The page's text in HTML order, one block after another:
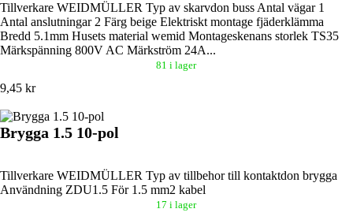
Tillverkare WEIDMÜLLER Typ av skarvdon buss Antal vägar 1
Antal anslutningar 2 Färg beige Elektriskt montage fjäderklämma
Bredd 5.1mm Husets material wemid Montageskenans storlek TS35
Märkspänning 800V AC Märkström 24A...
81 i lager
9,45 kr
Brygga 1.5 10-pol
Tillverkare WEIDMÜLLER Typ av tillbehor till kontaktdon brygga
Användning ZDU1.5 För 1.5 mm2 kabel
17 i lager